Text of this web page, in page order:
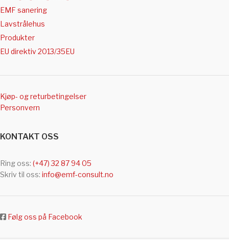
EMF sanering
Lavstrålehus
Produkter
EU direktiv 2013/35EU
Kjøp- og returbetingelser
Personvern
KONTAKT OSS
Ring oss: (+47) 32 87 94 05
Skriv til oss: info@emf-consult.no
Følg oss på Facebook